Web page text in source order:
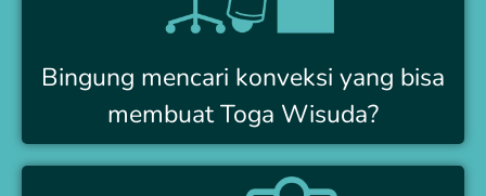
Bingung mencari konveksi yang bisa
membuat Toga Wisuda?